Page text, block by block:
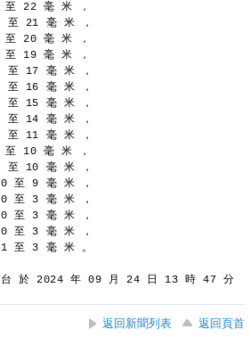
22 毫 米 ，
21 毫 米 ，
20 毫 米 ，
19 毫 米 ，
17 毫 米 ，
16 毫 米 ，
15 毫 米 ，
14 毫 米 ，
11 毫 米 ，
10 毫 米 ，
10 毫 米 ，
9 毫 米 ，
3 毫 米 ，
3 毫 米 ，
3 毫 米 ，
3 毫 米 。
於 2024 年 09 月 24 日 13 時 47 分
返回新聞列表
返回頁首